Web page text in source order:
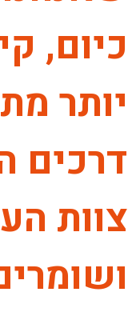
כיום,
יותר
דרכים
צוות